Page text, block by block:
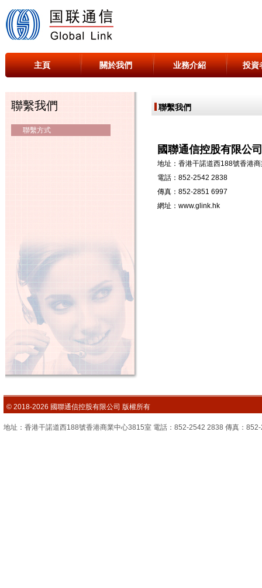
主頁 關於我們 业務介紹 投資
聯繫我們
聯繫方式
聯繫我們
國聯通信控股有限公司
地址：香港干諾道西188號香港
電話：852-2542 2838
傳真：852-2851 6997
網址： www.glink.hk
© 2018-2026 國聯通信控股有限公司 版權所有
地址：香港干諾道西188號香港商業中心3815室 電話：852-2542 2838 傳真：